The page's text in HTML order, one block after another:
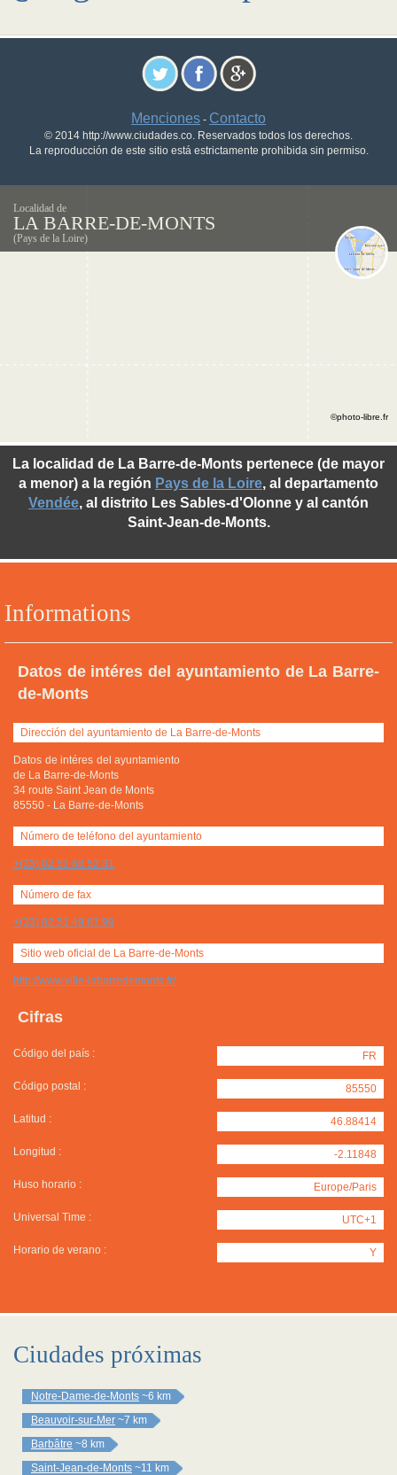
Menciones - Contacto
© 2014 http://www.ciudades.co. Reservados todos los derechos.
La reproducción de este sitio está estrictamente prohibida sin permiso.
Localidad de
LA BARRE-DE-MONTS
(Pays de la Loire)
Informations
Datos de intéres del ayuntamiento de La Barre-
de-Monts
Dirección del ayuntamiento de La Barre-de-Monts
Datos de intéres del ayuntamiento
de La Barre-de-Monts
34 route Saint Jean de Monts
85550 - La Barre-de-Monts
Número de teléfono del ayuntamiento
+(33) 02 51 68 52 31
Número de fax
+(33) 02 51 49 87 99
Sitio web oficial de La Barre-de-Monts
http://www.ville-labarredemonts.fr/
Cifras
Código del país : FR
Código postal : 85550
Latitud : 46.88414
Longitud : -2.11848
Huso horario : Europe/Paris
Universal Time : UTC+1
Horario de verano : Y
La localidad de La Barre-de-Monts pertenece (de mayor
a menor) a la región Pays de la Loire, al departamento
Vendée, al distrito Les Sables-d'Olonne y al cantón
Saint-Jean-de-Monts.
©photo-libre.fr
Ciudades próximas
Notre-Dame-de-Monts ~6 km
Beauvoir-sur-Mer ~7 km
Barbâtre ~8 km
Saint-Jean-de-Monts ~11 km